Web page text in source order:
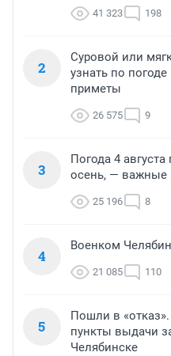
41 323 198
2
Суровой или
узнать по
приметы
26 575 9
3
Погода 4
осень, — важные
25 196 8
4
Военком
21 085 110
5
Пошли в
пункты выдачи
Челябинске